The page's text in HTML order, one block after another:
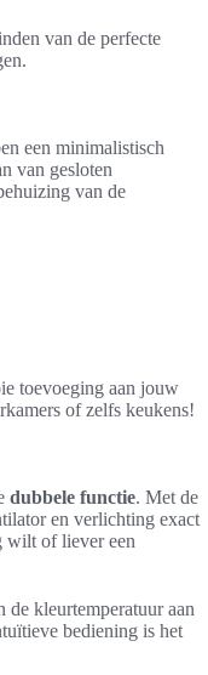
van de perfecte
een minimalistisch
van gesloten
van de
toevoeging aan jouw
of zelfs keukens!
dubbele functie. Met de
en verlichting exact
wilt of liever een
kleurtemperatuur aan
bediening is het